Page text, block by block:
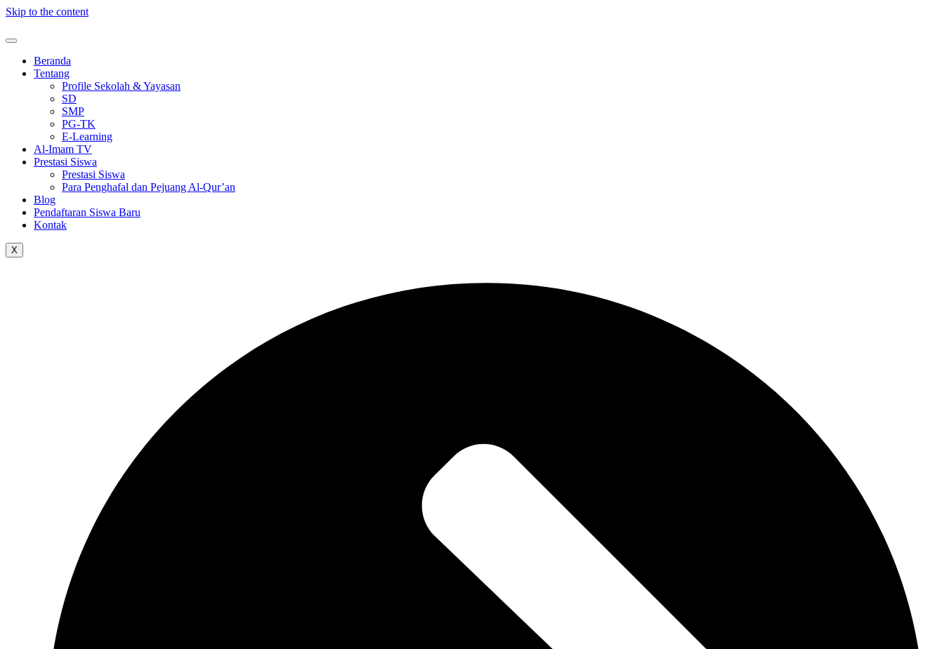
Skip to the content
Beranda
Tentang
Profile Sekolah & Yayasan
SD
SMP
PG-TK
E-Learning
Al-Imam TV
Prestasi Siswa
Prestasi Siswa
Para Penghafal dan Pejuang Al-Qur’an
Blog
Pendaftaran Siswa Baru
Kontak
X